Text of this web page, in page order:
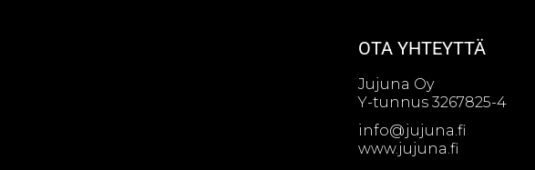
OTA YHTEYTTÄ
Jujuna Oy
Y-tunnus 3267825-4
info@jujuna.fi
www.jujuna.fi